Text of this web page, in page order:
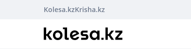
Kolesa.kzKrisha.kz